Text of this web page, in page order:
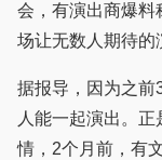
会，有演出商爆料
场让无数人期待的
据报导，因为之前
人能一起演出。
情，2个月前，有